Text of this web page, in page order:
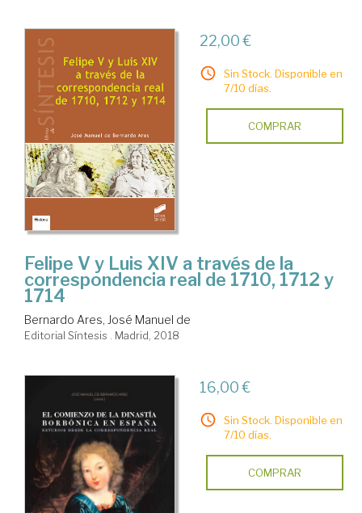
22,00 €
Sin Stock. Disponible en
7/10 días.
COMPRAR
Felipe V y Luis XIV a través de la
correspondencia real de 1710, 1712 y
1714
Bernardo Ares, José Manuel de
Editorial Síntesis . Madrid, 2018
16,00 €
Sin Stock. Disponible en
7/10 días.
COMPRAR